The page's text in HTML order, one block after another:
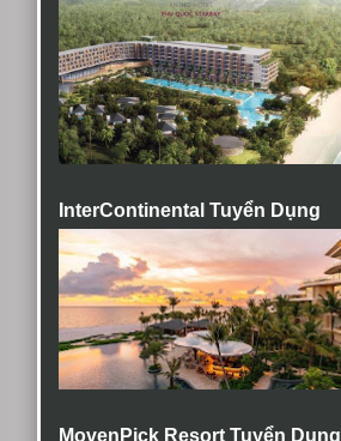
InterContinental Tuyển Dụng
MovenPick Resort Tuyển Dụng